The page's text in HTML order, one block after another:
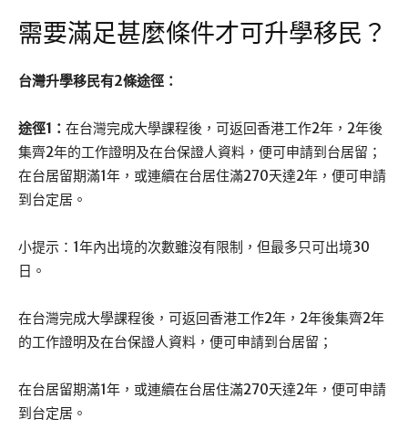
需要滿足甚麼條件才可升學移民？
台灣升學移民有2條途徑：
途徑1： 在台灣完成大學課程後，可返回香港工作2年，2年後
集齊2年的工作證明及在台保證人資料，便可申請到台居留；
在台居留期滿1年，或連續在台居住滿270天達2年，便可申請
到台定居。
小提示：1年內出境的次數雖沒有限制，但最多只可出境30
日。
在台灣完成大學課程後，可返回香港工作2年，2年後集齊2年
的工作證明及在台保證人資料，便可申請到台居留；
在台居留期滿1年，或連續在台居住滿270天達2年，便可申請
到台定居。